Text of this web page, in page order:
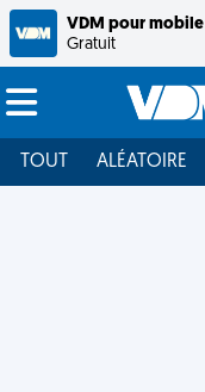
VDM pour mobile
Gratuit
TOUT ALÉATOIRE